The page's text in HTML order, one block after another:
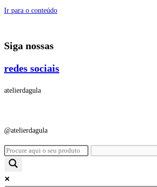
Ir para o conteúdo
Siga nossas
redes sociais
atelierdagula
@atelierdagula